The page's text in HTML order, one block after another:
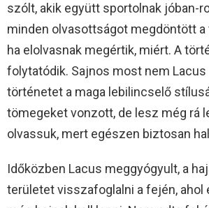
szólt, akik együtt sportolnak jóban-
minden olvasottságot megdöntött
ha elolvasnak megértik, miért. A
folytatódik. Sajnos most nem Lacus
történetet a maga lebilincselő
tömegeket vonzott, de lesz még rá
olvassuk, mert egészen biztosan
Időközben Lacus meggyógyult, a
területet visszafoglalni a fején, ahol